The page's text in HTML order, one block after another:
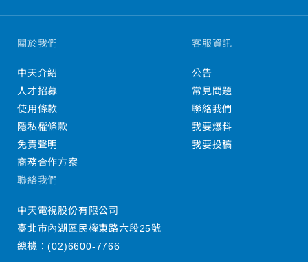
關於我們
中天介紹
人才招募
使用條款
隱私權條款
免責聲明
商務合作方案
客服資訊
公告
常見問題
聯絡我們
我要爆料
我要投稿
聯絡我們
中天電視股份有限公司
臺北市內湖區民權東路六段25號
總機：(02)6600-7766